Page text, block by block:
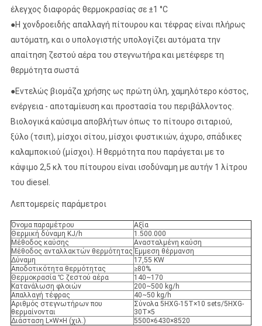
έλεγχος διαφοράς θερμοκρασίας σε ±1 °C
●Η χονδροειδής απαλλαγή πίτουρου και τέφρας είναι πλήρως
αυτόματη, και ο υπολογιστής υπολογίζει αυτόματα την
απαίτηση ζεστού αέρα του στεγνωτήρα και μετέφερε τη
θερμότητα σωστά
●Εντελώς βιομάζα χρήσης ως πρώτη ύλη, χαμηλότερο κόστος,
ενέργεια - αποταμίευση και προστασία του περιβάλλοντος.
Βιολογικά καύσιμα αποβλήτων όπως το πίτουρο σιταριού,
ξύλο (τσιπ), μίσχοι σίτου, μίσχοι φυστικιών, άχυρο, σπάδικες
καλαμποκιού (μίσχοι). Η θερμότητα που παράγεται με το
κάψιμο 2,5 κλ του πίτουρου είναι ισοδύναμη με αυτήν 1 λίτρου
του diesel.
Λεπτομερείς παράμετροι
Όνομα παραμέτρου
Αξία
Θερμική δύναμη KJ/h
1.500.000
Μέθοδος καύσης
Ανασταλμένη καύση
Μέθοδος ανταλλακτών θερμότητας Έμμεση θέρμανση
Δύναμη
17,55 KW
Αποδοτικότητα θερμότητας
≥80%
Θερμοκρασία ℃ ζεστού αέρα
140~170
Κατανάλωση φλοιών
200~500 kg/h
Απαλλαγή τέφρας
40~50 kg/h
Αριθμός στεγνωτήρων που
θερμαίνονται
Σύνολα 5HXG-15T×10 sets/5HXG-
30T×5
Διάσταση L×W×H (χιλ.)
5500×6430×8520